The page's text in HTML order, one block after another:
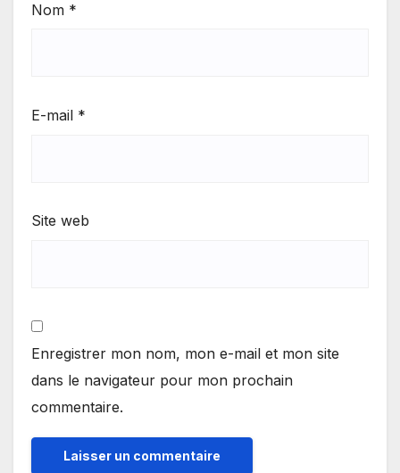
Nom *
E-mail *
Site web
Enregistrer mon nom, mon e-mail et mon site
dans le navigateur pour mon prochain
commentaire.